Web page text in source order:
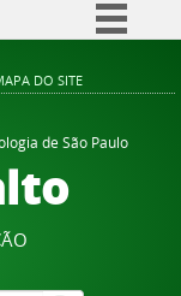
BR
à informação
Canais
DO SITE
de São Paulo